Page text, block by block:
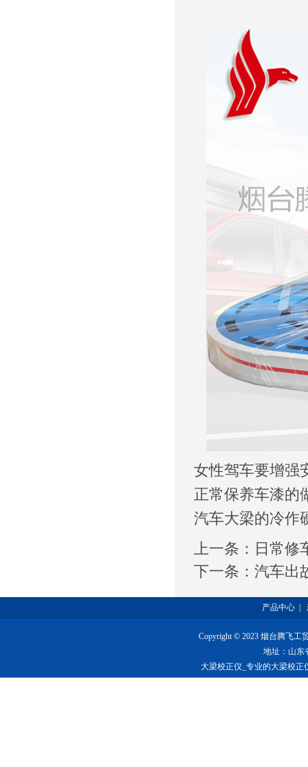
女性驾车要增强
正常保养车漆的
汽车大梁的冷作
上一条： 日常修
下一条： 汽车出
产品中心
Copyright © 2023 烟台腾飞工
地址：山东
大梁校正仪_专业的大梁校